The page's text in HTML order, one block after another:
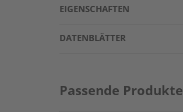
EIGENSCHAFTEN
DATENBLÄTTER
Passende Produkte